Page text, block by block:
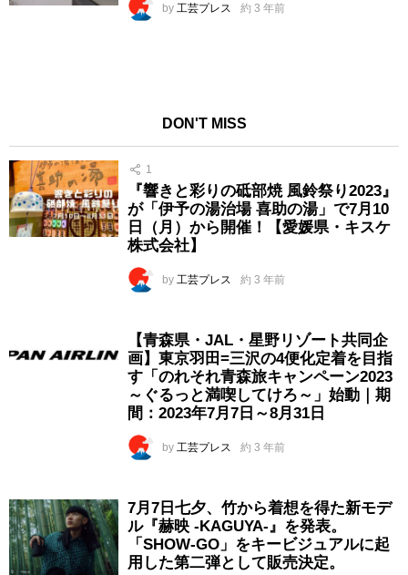
by 工芸プレス 約 3 年前
DON'T MISS
1
『響きと彩りの砥部焼 風鈴祭り2023』
が「伊予の湯治場 喜助の湯」で7月10
日（月）から開催！【愛媛県・キスケ
株式会社】
by 工芸プレス 約 3 年前
【青森県・JAL・星野リゾート共同企
画】東京羽田=三沢の4便化定着を目指
す「のれそれ青森旅キャンペーン2023
～ぐるっと満喫してけろ～」始動｜期
間：2023年7月7日～8月31日
by 工芸プレス 約 3 年前
7月7日七夕、竹から着想を得た新モデ
ル『赫映 -KAGUYA-』を発表。
「SHOW-GO」をキービジュアルに起
用した第二弾として販売決定。